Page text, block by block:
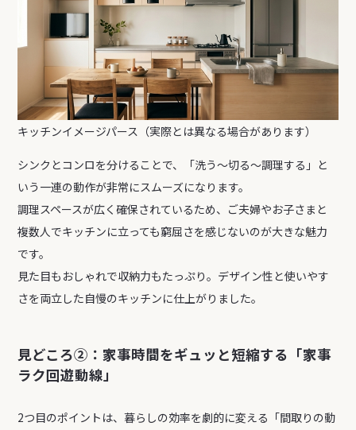
キッチンイメージパース（実際とは異なる場合があります）
シンクとコンロを分けることで、「洗う～切る～調理する」と
いう一連の動作が非常にスムーズになります。
調理スペースが広く確保されているため、ご夫婦やお子さまと
複数人でキッチンに立っても窮屈さを感じないのが大きな魅力
です。
見た目もおしゃれで収納力もたっぷり。デザイン性と使いやす
さを両立した自慢のキッチンに仕上がりました。
見どころ②：家事時間をギュッと短縮する「家事
ラク回遊動線」
2つ目のポイントは、暮らしの効率を劇的に変える「間取りの動